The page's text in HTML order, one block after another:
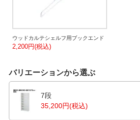
ウッドカルテシェルフ用ブックエンド
2,200円(税込)
バリエーションから選ぶ
7段
35,200円(税込)